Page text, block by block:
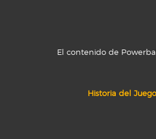
El contenido de
Historia del Juego